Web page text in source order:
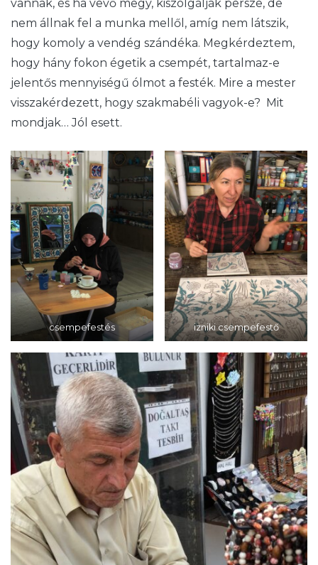
vannak, és ha vevő megy, kiszolgálják persze, de
nem állnak fel a munka mellől, amíg nem látszik,
hogy komoly a vendég szándéka. Megkérdeztem,
hogy hány fokon égetik a csempét, tartalmaz-e
jelentős mennyiségű ólmot a festék. Mire a mester
visszakérdezett, hogy szakmabéli vagyok-e? Mit
mondjak… Jól esett.
csempefestés izniki csempefestő